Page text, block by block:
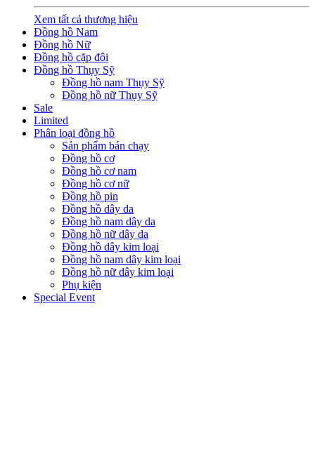
Xem tất cả thương hiệu
Đồng hồ Nam
Đồng hồ Nữ
Đồng hồ cặp đôi
Đồng hồ Thụy Sỹ
Đồng hồ nam Thụy Sỹ
Đồng hồ nữ Thụy Sỹ
Sale
Limited
Phân loại đồng hồ
Sản phẩm bán chạy
Đồng hồ cơ
Đồng hồ cơ nam
Đồng hồ cơ nữ
Đồng hồ pin
Đồng hồ dây da
Đồng hồ nam dây da
Đồng hồ nữ dây da
Đồng hồ dây kim loại
Đồng hồ nam dây kim loại
Đồng hồ nữ dây kim loại
Phụ kiện
Special Event